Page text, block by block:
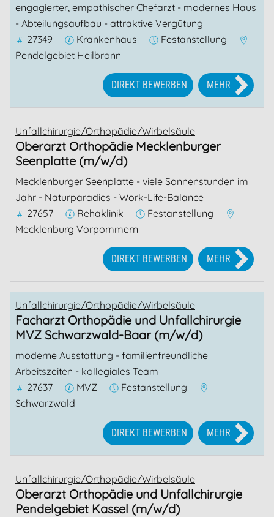
engagierter, empathischer Chefarzt - modernes Haus
- Abteilungsaufbau - attraktive Vergütung
27349
Krankenhaus
Festanstellung
Pendelgebiet Heilbronn
MEHR
DIREKT BEWERBEN
Unfallchirurgie/Orthopädie/Wirbelsäule
Oberarzt Orthopädie Mecklenburger
Seenplatte (m/w/d)
Mecklenburger Seenplatte - viele Sonnenstunden im
Jahr - Naturparadies - Work-Life-Balance
27657
Rehaklinik
Festanstellung
Mecklenburg Vorpommern
MEHR
DIREKT BEWERBEN
Unfallchirurgie/Orthopädie/Wirbelsäule
Facharzt Orthopädie und Unfallchirurgie
MVZ Schwarzwald-Baar (m/w/d)
moderne Ausstattung - familienfreundliche
Arbeitszeiten - kollegiales Team
27637
MVZ
Festanstellung
Schwarzwald
MEHR
DIREKT BEWERBEN
Unfallchirurgie/Orthopädie/Wirbelsäule
Oberarzt Orthopädie und Unfallchirurgie
Pendelgebiet Kassel (m/w/d)